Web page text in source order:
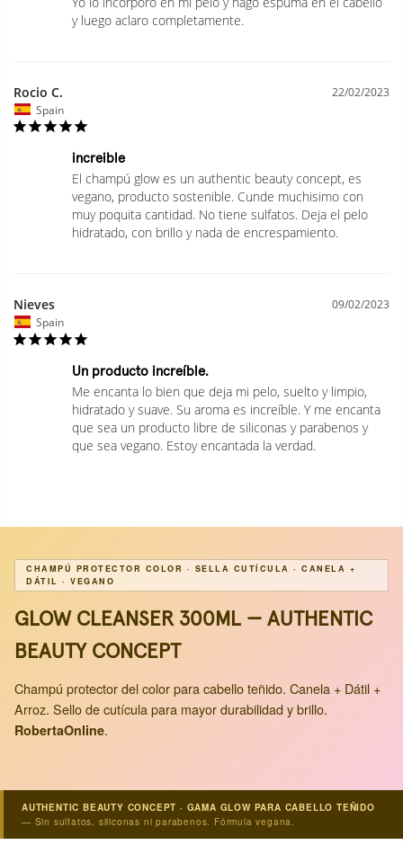
y luego aclaro completamente.
22/02/2023
Rocio C.
Spain
increible
El champú glow es un authentic beauty concept, es
vegano, producto sostenible. Cunde muchisimo con
muy poquita cantidad. No tiene sulfatos. Deja el pelo
09/02/2023
Nieves
Spain
Un producto increíble.
Me encanta lo bien que deja mi pelo, suelto y limpio,
hidratado y suave. Su aroma es increíble. Y me encanta
que sea un producto libre de siliconas y parabenos y
CHAMPÚ PROTECTOR COLOR · SELLA CUTÍCULA · CANELA +
DÁTIL · VEGANO
GLOW CLEANSER 300ML — AUTHENTIC
BEAUTY CONCEPT
Champú protector del color para cabello teñido. Canela + Dátil +
Arroz. Sello de cutícula para mayor durabilidad y brillo.
RobertaOnline.
AUTHENTIC BEAUTY CONCEPT · GAMA GLOW PARA CABELLO TEÑIDO
— Sin sulfatos, siliconas ni parabenos. Fórmula vegana.